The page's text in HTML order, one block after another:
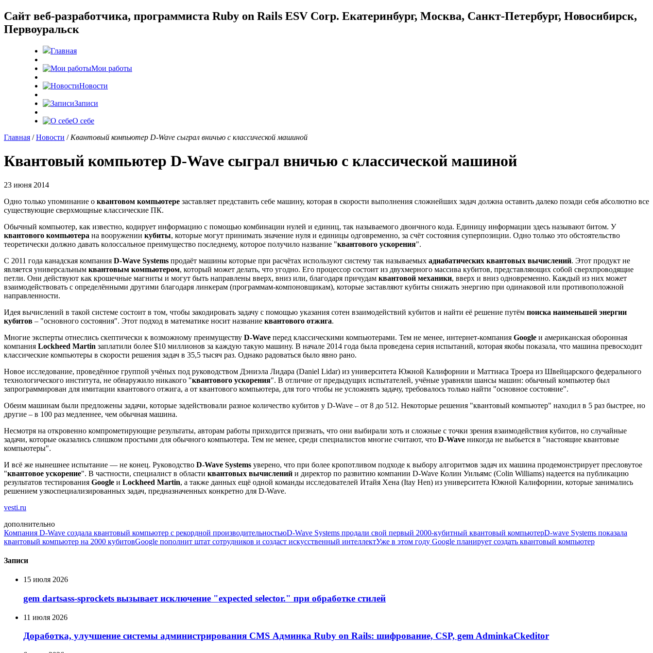
Cайт веб-разработчика, программиста Ruby on Rails ESV Corp. Екатеринбург, Москва, Санкт-Петербург, Новосибирск,
Первоуральск
Главная
Мои работы
Новости
Записи
О себе
Главная /Новости / Квантовый компьютер D-Wave сыграл вничью с классической машиной
Квантовый компьютер D-Wave сыграл вничью с классической машиной
23 июня 2014
Одно только упоминание о квантовом компьютере заставляет представить себе машину, которая в скорости выполнения сложнейших задач должна оставить далеко позади себя абсолютно все
существующие сверхмощные классические ПК.
Обычный компьютер, как известно, кодирует информацию с помощью комбинации нулей и единиц, так называемого двоичного кода. Единицу информации здесь называют битом. У
квантового компьютера на вооружении кубиты, которые могут принимать значение нуля и единицы одговременно, за счёт состояния суперпозиции. Одно только это обстоятельство
теоретически должно давать колоссальное преимущество последнему, которое получило название "квантового ускорения".
С 2011 года канадская компания D-Wave Systems продаёт машины которые при расчётах используют систему так называемых адиабатических квантовых вычислений. Этот продукт не
является универсальным квантовым компьютером, который может делать, что угодно. Его процессор состоит из двухмерного массива кубитов, представляющих собой сверхпроводящие
петли. Они действуют как крошечные магниты и могут быть направлены вверх, вниз или, благодаря причудам квантовой механики, вверх и вниз одновременно. Каждый из них может
взаимодействовать с определёнными другими благодаря линкерам (программам-компоновщикам), которые заставляют кубиты снижать энергию при одинаковой или противоположной
направленности.
Идея вычислений в такой системе состоит в том, чтобы закодировать задачу с помощью указания сотен взаимодействий кубитов и найти её решение путём поиска наименьшей энергии
кубитов – "основного состояния". Этот подход в математике носит название квантового отжига.
Многие эксперты отнеслись скептически к возможному преимуществу D-Wave перед классическими компьютерами. Тем не менее, интернет-компания Google и американская оборонная
компания Lockheed Martin заплатили более $10 миллионов за каждую такую машину. В начале 2014 года была проведена серия испытаний, которая якобы показала, что машина превосходит
классические компьютеры в скорости решения задач в 35,5 тысяч раз. Однако радоваться было явно рано.
Новое исследование, проведённое группой учёных под руководством Дэниэла Лидара (Daniel Lidar) из университета Южной Калифорнии и Маттиаса Троера из Швейцарского федерального
технологического института, не обнаружило никакого "квантового ускорения". В отличие от предыдущих испытателей, учёные уравняли шансы машин: обычный компьютер был
запрограммирован для имитации квантового отжига, а от квантового компьютера, для того чтобы не усложнять задачу, требовалось только найти "основное состояние".
Обеим машинам были предложены задачи, которые задействовали разное количество кубитов у D-Wave – от 8 до 512. Некоторые решения "квантовый компьютер" находил в 5 раз быстрее, но
другие – в 100 раз медленнее, чем обычная машина.
Несмотря на откровенно компрометирующие результаты, авторам работы приходится признать, что они выбирали хоть и сложные с точки зрения взаимодействия кубитов, но случайные
задачи, которые оказались слишком простыми для обычного компьютера. Тем не менее, среди специалистов многие считают, что D-Wave никогда не выбьется в "настоящие квантовые
компьютеры".
И всё же нынешнее испытание — не конец. Руководство D-Wave Systems уверено, что при более кропотливом подходе к выбору алгоритмов задач их машина продемонстрирует пресловутое
"квантовое ускорение". В частности, специалист в области квантовых вычислений и директор по развитию компании D-Wave Колин Уильямс (Сolin Williams) надеется на публикацию
результатов тестирования Google и Lockheed Martin, а также данных ещё одной команды исследователей Итайя Хена (Itay Hen) из университета Южной Калифорнии, которые занимались
решением узкоспециализированных задач, предназначенных конкретно для D-Wave.
vesti.ru
дополнительно
Компания D-Wave создала квантовый компьютер с рекордной производительностьюD-Wave Systems продали свой первый 2000-кубитный квантовый компьютерD-wave Systems показала
квантовый компьютер на 2000 кубитовGoogle пополнит штат сотрудников и создаст искусственный интеллектУже в этом году Google планирует создать квантовый компьютер
Записи
15 июля 2026
gem dartsass-sprockets вызывает исключение "expected selector." при обработке стилей
11 июля 2026
Доработка, улучшение системы администрирования CMS Админка Ruby on Rails: шифрование, CSP, gem AdminkaCkeditor